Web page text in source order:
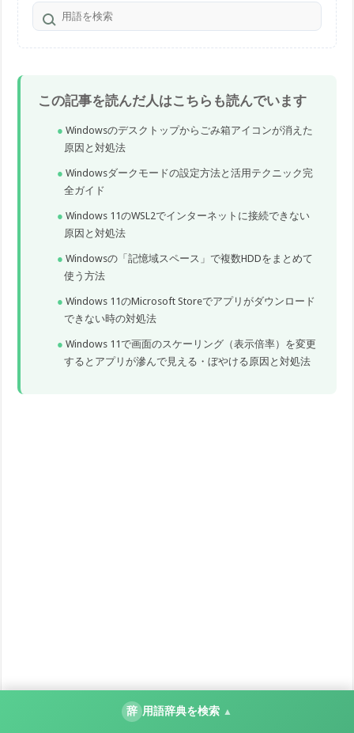
この記事を読んだ人はこちらも読んでいます
Windowsのデスクトップからごみ箱アイコンが消えた
原因と対処法
Windowsダークモードの設定方法と活用テクニック完
全ガイド
Windows 11のWSL2でインターネットに接続できない
原因と対処法
Windowsの「記憶域スペース」で複数HDDをまとめて
使う方法
Windows 11のMicrosoft Storeでアプリがダウンロード
できない時の対処法
Windows 11で画面のスケーリング（表示倍率）を変更
するとアプリが滲んで見える・ぼやける原因と対処法
辞 用語辞典を検索 ▲